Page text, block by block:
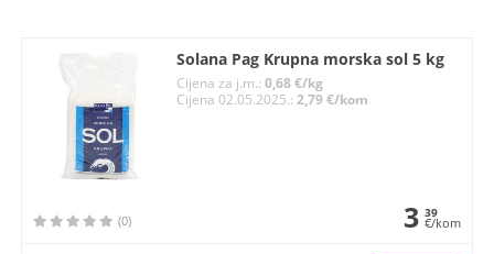
Solana Pag Krupna morska sol 5 kg
Cijena za j.m.:0,68 €/kg
Cijena 02.05.2025.:2,79 €/kom
(0) 3 39
€/kom